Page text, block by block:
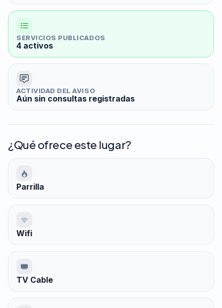
SERVICIOS PUBLICADOS
4 activos
ACTIVIDAD DEL AVISO
Aún sin consultas registradas
¿Qué ofrece este lugar?
Parrilla
Wifi
TV Cable